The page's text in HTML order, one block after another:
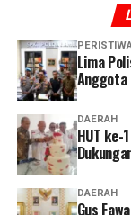
Lima
Anggota
DAERAH
HUT ke-
DAERAH
Gus